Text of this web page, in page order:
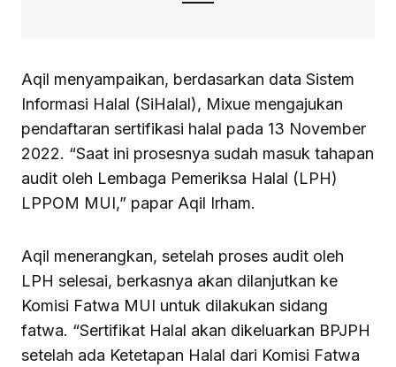
Aqil menyampaikan, berdasarkan data Sistem
Informasi Halal (SiHalal), Mixue mengajukan
pendaftaran sertifikasi halal pada 13 November
2022. “Saat ini prosesnya sudah masuk tahapan
audit oleh Lembaga Pemeriksa Halal (LPH)
LPPOM MUI,” papar Aqil Irham.
Aqil menerangkan, setelah proses audit oleh
LPH selesai, berkasnya akan dilanjutkan ke
Komisi Fatwa MUI untuk dilakukan sidang
fatwa. “Sertifikat Halal akan dikeluarkan BPJPH
setelah ada Ketetapan Halal dari Komisi Fatwa